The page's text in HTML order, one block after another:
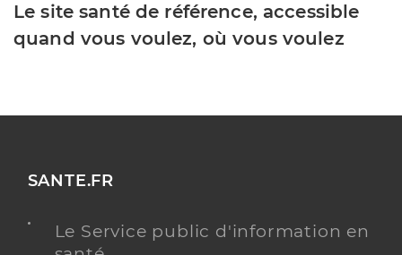
Le site santé de référence, accessible
quand vous voulez, où vous voulez
SANTE.FR
Le Service public d'information en